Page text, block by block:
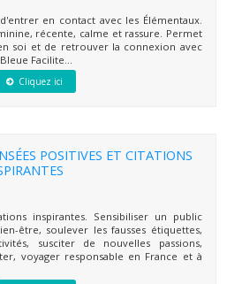
en contact avec les Élémentaux.
récente, calme et rassure. Permet
soi et de retrouver la connexion avec
Facilite...
Cliquez ici
POSITIVES ET CITATIONS
inspirantes. Sensibiliser un public
être, soulever les fausses étiquettes,
susciter de nouvelles passions,
voyager responsable en France et à